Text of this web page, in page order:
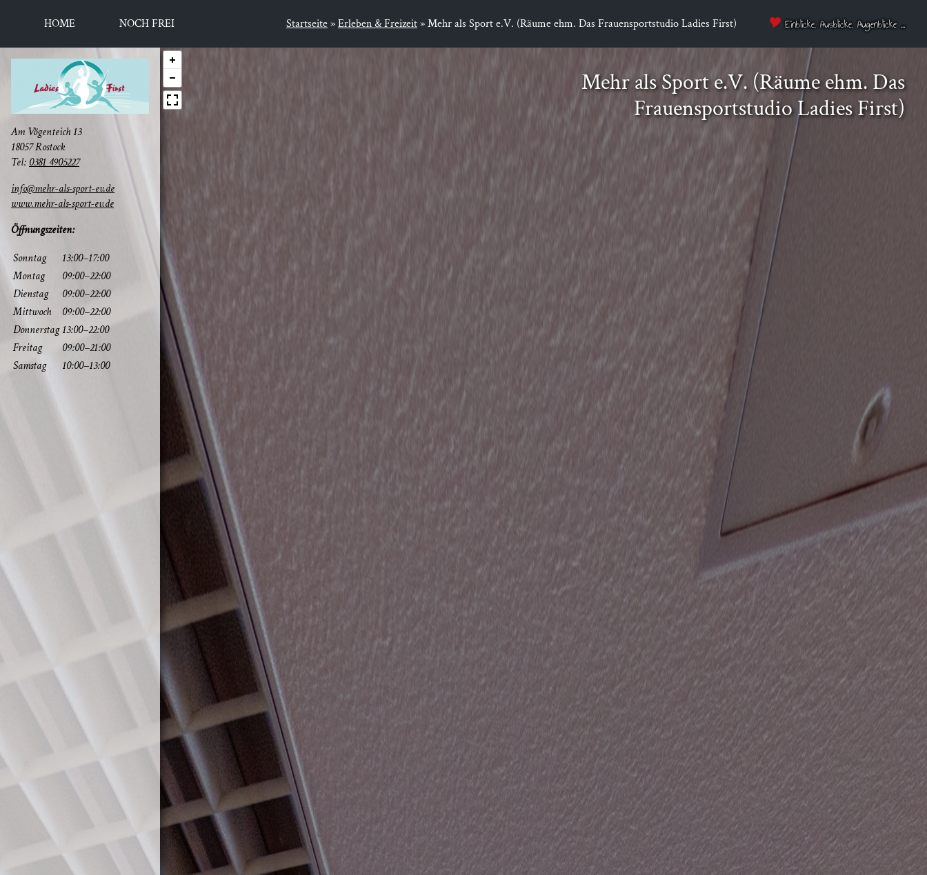
HOME NOCH FREI Startseite»Erleben & Freizeit»Mehr als Sport e.V. (Räume ehm. Das Frauensportstudio Ladies First) Einblicke, Ausblicke, Augenblicke ...
Am Vögen­teich 13
18057 Rostock
Tel: 0381 4905227
info@mehr-als-sport-ev.de
www.mehr-als-sport-ev.de
Öff­nungs­zei­ten:
Sonn­tag
13:00–17:00
Mon­tag
09:00–22:00
Diens­tag
09:00–22:00
Mitt­woch
09:00–22:00
Don­ners­tag 13:00–22:00
Frei­tag
09:00–21:00
Sams­tag
10:00–13:00
Mehr als Sport e.V. (Räu­me ehm. Das
Frau­en­sport­stu­dio Ladies First)